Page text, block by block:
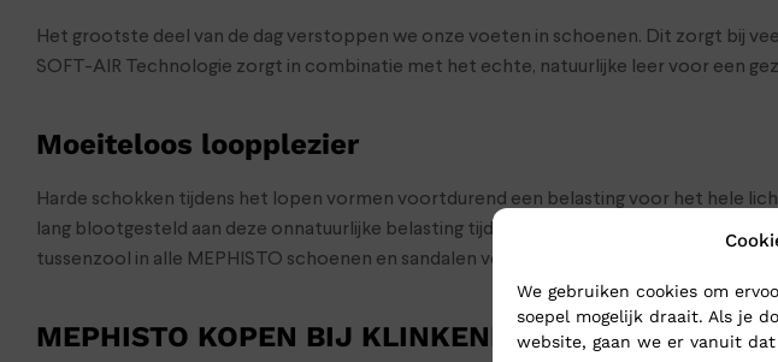
We gebruiken cookies om
soepel mogelijk draait. Als je
website, gaan we er vanuit
Het grootste deel van de dag verstoppen we onze voeten in schoenen. Dit zorgt bij
SOFT-AIR Technologie zorgt in combinatie met het echte, natuurlijke leer voor een
Moeiteloos loopplezier
Harde schokken tijdens het lopen vormen voortdurend een belasting voor het hele
lang blootgesteld aan deze onnatuurlijke belasting tijdens het lopen op een harde
tussenzool in alle MEPHISTO schoenen en sandalen verminderen deze schokken tot
MEPHISTO KOPEN BIJ KLINKENBERG SCHOENEN